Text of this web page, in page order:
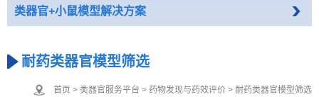
类器官+小鼠模型解决方案
耐药类器官模型筛选
首页 > 类器官服务平台 > 药物发现与药效评价 > 耐药类器官模型筛选